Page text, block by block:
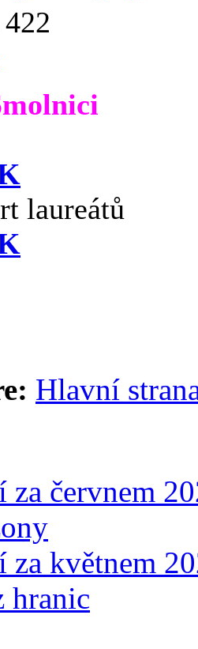
laureátů
Hlavní
za červnem
za květnem
hranic